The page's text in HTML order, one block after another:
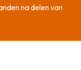
na delen van